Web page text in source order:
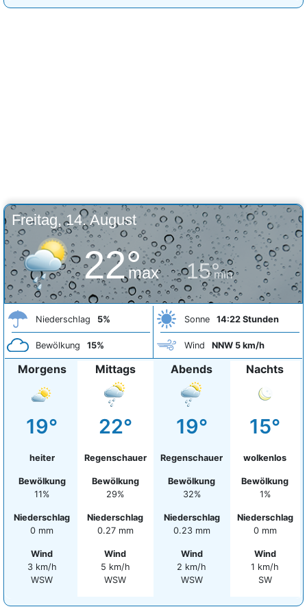
Freitag, 14. August
22°
max 15°
min
Niederschlag 5%
Bewölkung 15%
Sonne 14:22 Stunden
Wind NNW 5 km/h
Morgens
19°
heiter
Bewölkung
11%
Niederschlag
0 mm
Wind
3 km/h
WSW
Mittags
22°
Regenschauer
Bewölkung
29%
Niederschlag
0.27 mm
Wind
5 km/h
WSW
Abends
19°
Regenschauer
Bewölkung
32%
Niederschlag
0.23 mm
Wind
2 km/h
WSW
Nachts
15°
wolkenlos
Bewölkung
1%
Niederschlag
0 mm
Wind
1 km/h
SW